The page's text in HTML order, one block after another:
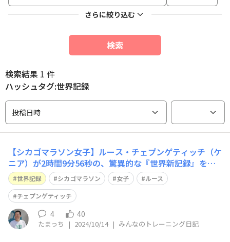
さらに絞り込む
検索
検索結果 1 件
ハッシュタグ:世界記録
投稿日時
【シカゴマラソン女子】ルース・チェプンゲティッチ（ケ
ニア）が2時間9分56秒の、驚異的な『世界新記録』をマ
ークしましたね😲 2022、2023と名古屋ウィメンズマラソ
ンを制している方のようで、OHANAの中にも名古屋でそ
の姿をみた方もいらっしゃるのでは？ それにしても🎊ス
ゴい記録ですね🎉
世界記録 シカゴマラソン 女子
ルース
チェプンゲティッチ
4 40
たまっち | 2024/10/14 | みんなのトレーニング日記